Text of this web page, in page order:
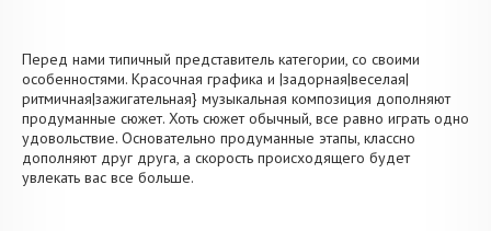
Перед нами типичный представитель категории, со своими
особенностями. Красочная графика и |задорная|веселая|
ритмичная|зажигательная} музыкальная композиция дополняют
продуманные сюжет. Хоть сюжет обычный, все равно играть одно
удовольствие. Основательно продуманные этапы, классно
дополняют друг друга, а скорость происходящего будет
увлекать вас все больше.